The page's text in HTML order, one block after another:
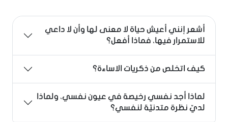
أشعر إنني أعيش حياة لا معنى لها وأن لا داعي
للاستمرار فيها، فماذا أفعل؟
كيف اتخلص من ذكريات الاساءة؟
لماذا أجد نفسي رخيصة في عيون نفسي، ولماذا
لديّ نظرة متدنيّة لنفسي؟